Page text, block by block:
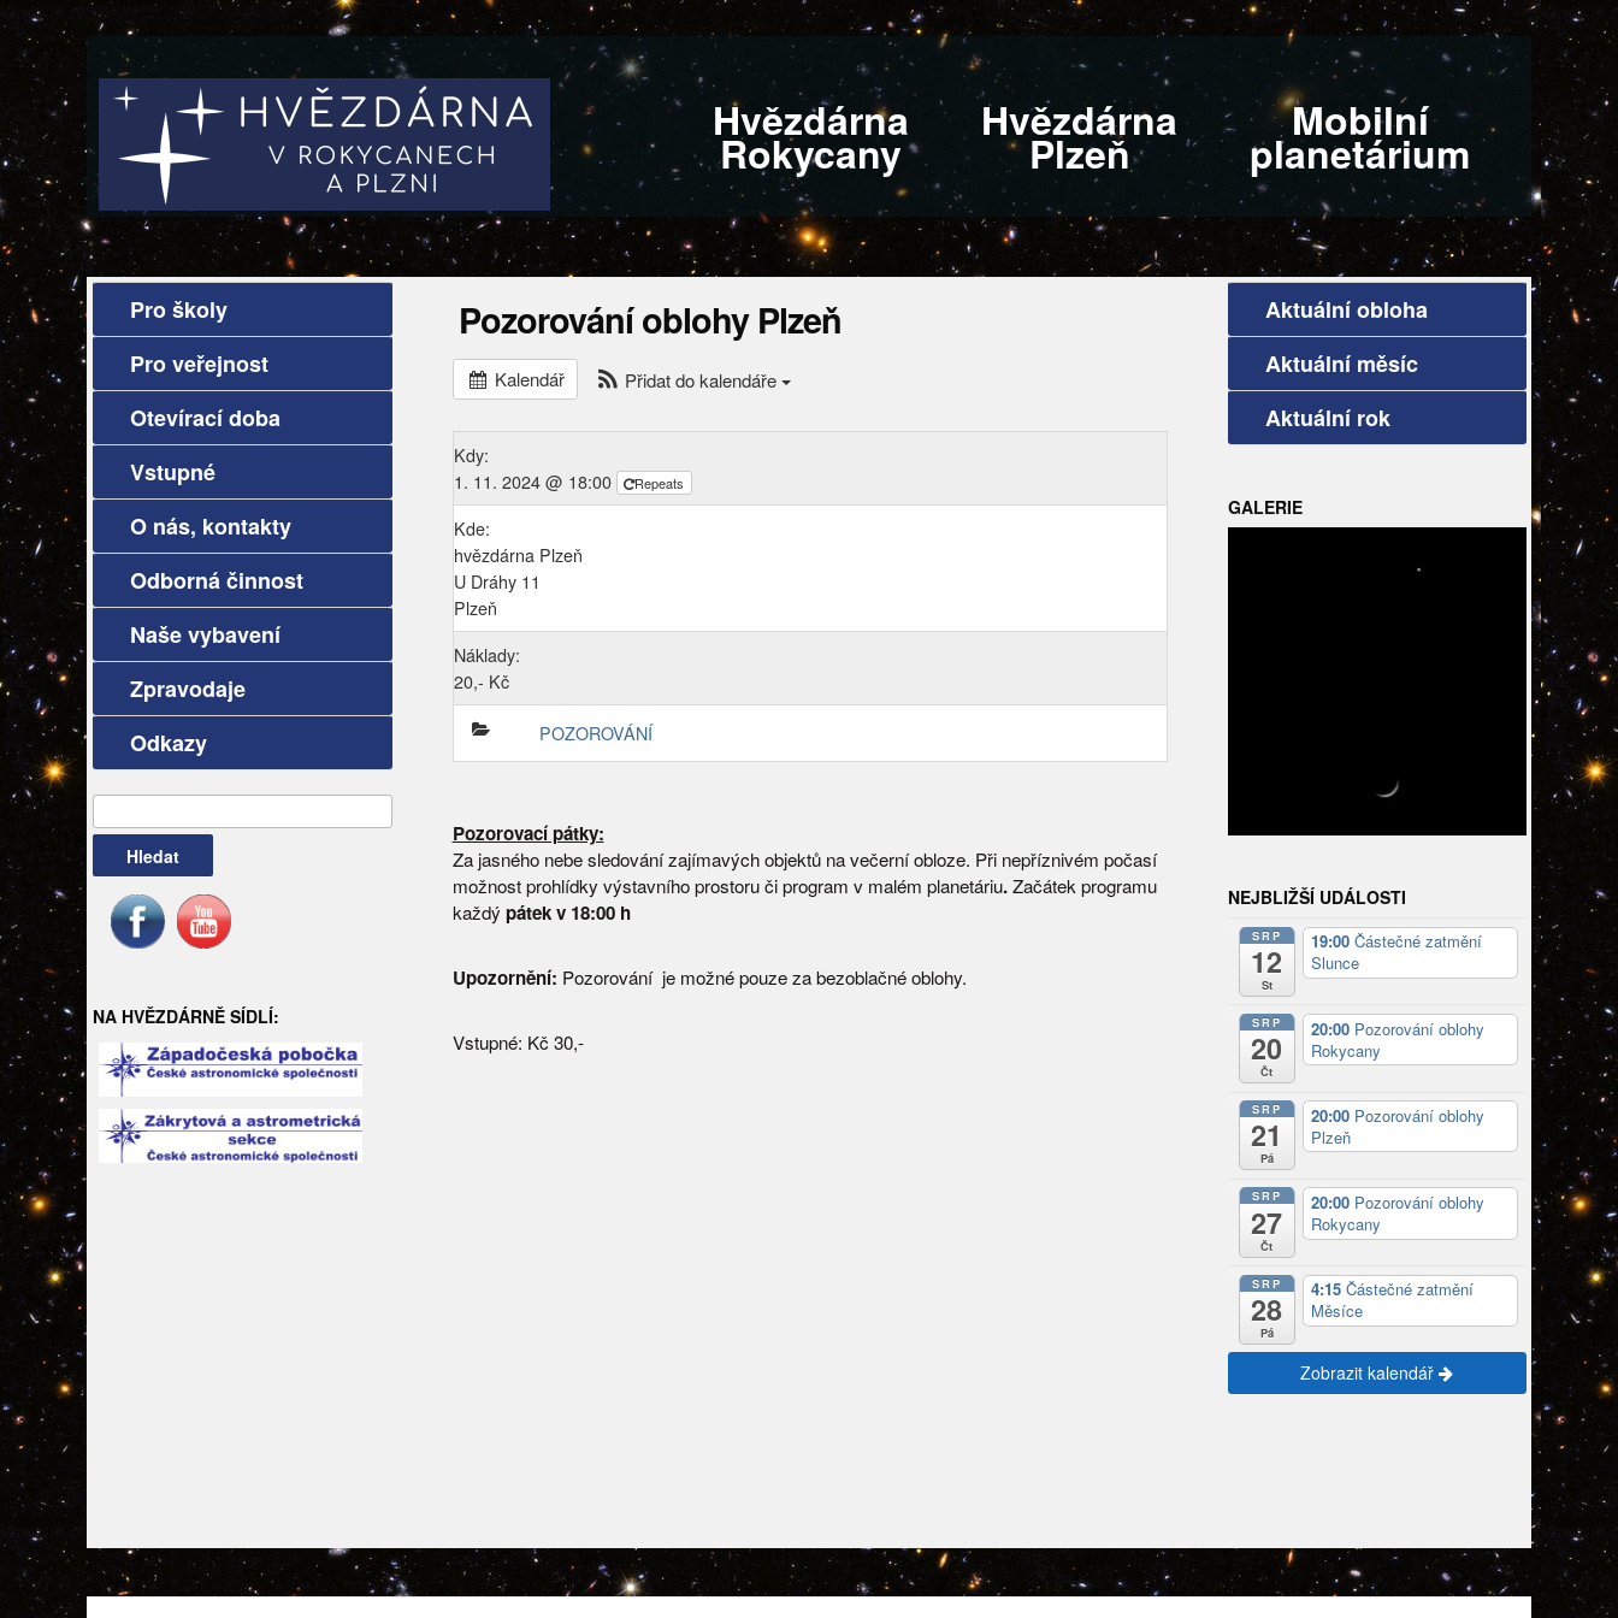
Hvězdárna
Rokycany
Hvězdárna
Plzeň
Mobilní
planetárium
Pro školy
Pro veřejnost
Otevírací doba
Vstupné
O nás, kontakty
Odborná činnost
Naše vybavení
Zpravodaje
Odkazy
NA HVĚZDÁRNĚ SÍDLÍ:
Pozorování oblohy Plzeň
Kalendář Přidat do kalendáře
Kdy:
1. 11. 2024 @ 18:00
Repeats
Kde:
hvězdárna Plzeň
U Dráhy 11
Plzeň
Náklady:
20,- Kč
POZOROVÁNÍ
Pozorovací pátky:
Za jasného nebe sledování zajímavých objektů na večerní obloze. Při nepříznivém počasí
možnost prohlídky výstavního prostoru či program v malém planetáriu.Začátek programu
každý pátek v 18:00 h
Upozornění: Pozorování je možné pouze za bezoblačné oblohy.
Vstupné: Kč 30,-
Aktuální obloha
Aktuální měsíc
Aktuální rok
GALERIE
NEJBLIŽŠÍ UDÁLOSTI
SRP
12
St
19:00 Částečné zatmění
Slunce
SRP
20
Čt
20:00 Pozorování oblohy
Rokycany
SRP
21
Pá
20:00 Pozorování oblohy
Plzeň
SRP
27
Čt
20:00 Pozorování oblohy
Rokycany
SRP
28
Pá
4:15 Částečné zatmění
Měsíce
Zobrazit kalendář